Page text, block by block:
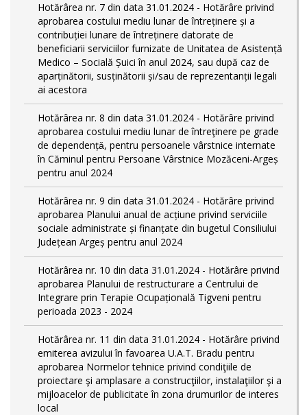
Hotărârea nr. 7 din data 31.01.2024 - Hotărâre privind
aprobarea costului mediu lunar de întreținere și a
contribuției lunare de întreținere datorate de
beneficiarii serviciilor furnizate de Unitatea de Asistență
Medico – Socială Șuici în anul 2024, sau după caz de
aparținătorii, susținătorii și/sau de reprezentanții legali
ai acestora
Hotărârea nr. 8 din data 31.01.2024 - Hotărâre privind
aprobarea costului mediu lunar de întreţinere pe grade
de dependențǎ, pentru persoanele vârstnice internate
în Căminul pentru Persoane Vârstnice Mozăceni-Argeș
pentru anul 2024
Hotărârea nr. 9 din data 31.01.2024 - Hotărâre privind
aprobarea Planului anual de acțiune privind serviciile
sociale administrate și finanțate din bugetul Consiliului
Județean Argeș pentru anul 2024
Hotărârea nr. 10 din data 31.01.2024 - Hotărâre privind
aprobarea Planului de restructurare a Centrului de
Integrare prin Terapie Ocupațională Tigveni pentru
perioada 2023 - 2024
Hotărârea nr. 11 din data 31.01.2024 - Hotărâre privind
emiterea avizului în favoarea U.A.T. Bradu pentru
aprobarea Normelor tehnice privind condiţiile de
proiectare şi amplasare a construcţiilor, instalaţiilor şi a
mijloacelor de publicitate în zona drumurilor de interes
local